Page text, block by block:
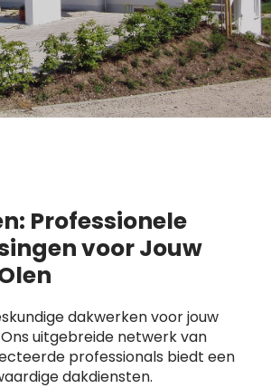
Professionele
voor Jouw
dakwerken voor jouw
uitgebreide netwerk van
professionals biedt een
dakdiensten.